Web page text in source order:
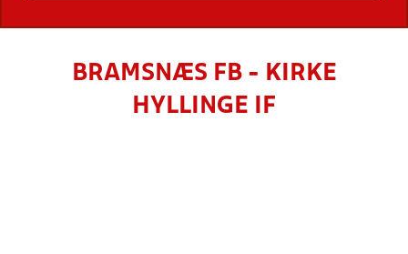
BRAMSNÆS FB - KIRKE
HYLLINGE IF